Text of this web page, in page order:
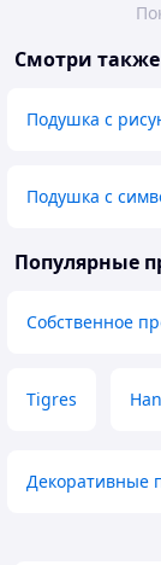
Смотри также
Подушка с
Подушка с
Популярные
Собственное
Tigres
Декоративные